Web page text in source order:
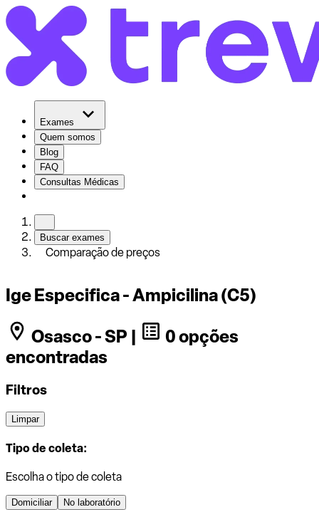
Exames
Quem somos
Blog
FAQ
Consultas Médicas
Buscar exames
Comparação de preços
Ige Especifica - Ampicilina (C5)
Osasco - SP |
0 opções
encontradas
Filtros
Limpar
Tipo de coleta:
Escolha o tipo de coleta
Domiciliar No laboratório